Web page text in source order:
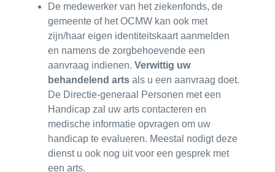
De medewerker van het ziekenfonds, de
gemeente of het OCMW kan ook met
zijn/haar eigen identiteitskaart aanmelden
en namens de zorgbehoevende een
aanvraag indienen. Verwittig uw
behandelend arts als u een aanvraag doet.
De Directie-generaal Personen met een
Handicap zal uw arts contacteren en
medische informatie opvragen om uw
handicap te evalueren. Meestal nodigt deze
dienst u ook nog uit voor een gesprek met
een arts.